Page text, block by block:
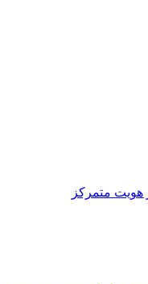
هويت متمركز